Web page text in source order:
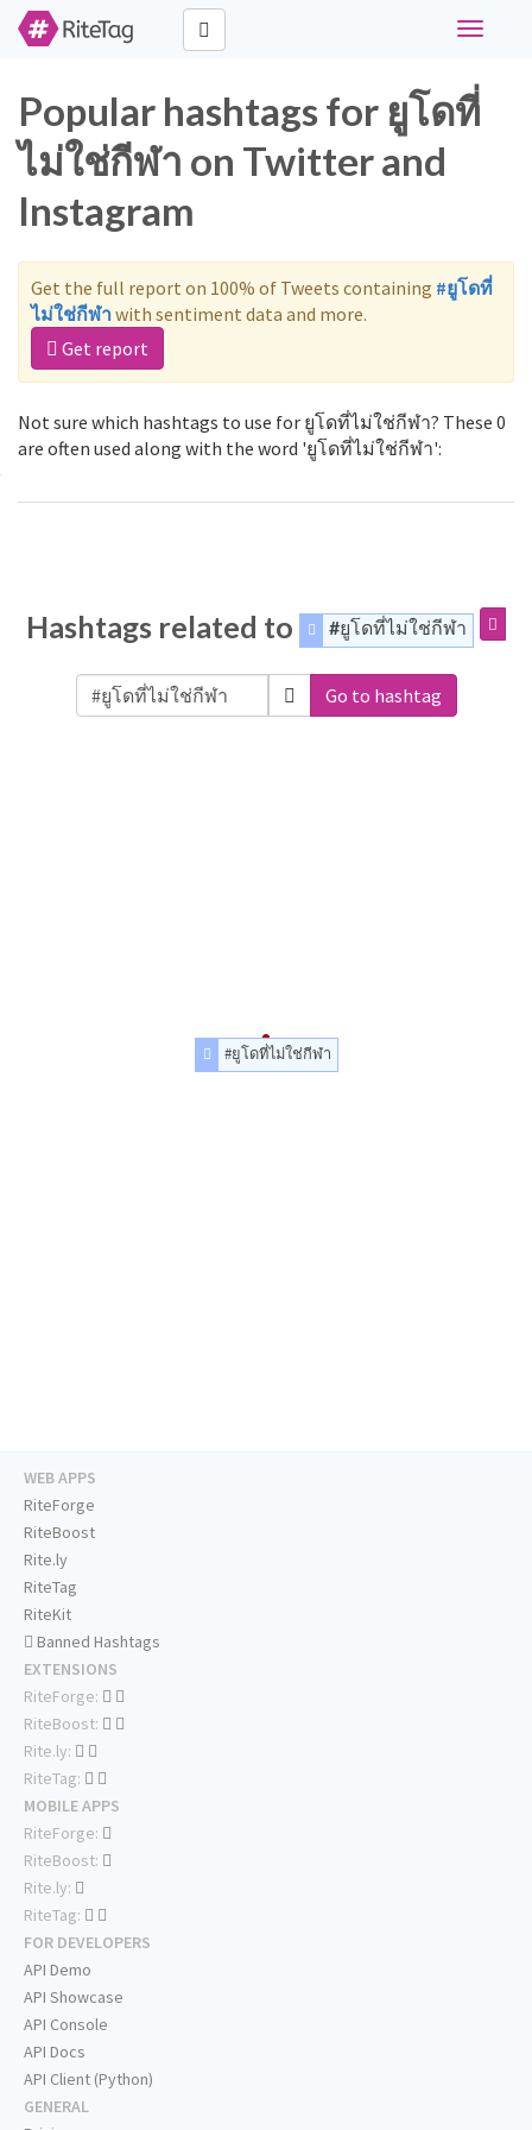
Toggle
Popular hashtags for ยูโดที่
ไม่ใช่กีฬา on Twitter and
Instagram
Get the full report on 100% of Tweets containing #ยูโดที่
ไม่ใช่กีฬาwith sentiment data and more.
Get report
Not sure which hashtags to use for ยูโดที่ไม่ใช่กีฬา? These 0
are often used along with the word 'ยูโดที่ไม่ใช่กีฬา':
Hashtags related to #ยูโดที่ไม่ใช่กีฬา
Go to hashtag
#ยูโดที่ไม่ใช่กีฬา
WEB APPS
RiteForge
RiteBoost
Rite.ly
RiteTag
RiteKit
Banned Hashtags
EXTENSIONS
RiteForge:
RiteBoost:
Rite.ly:
RiteTag:
MOBILE APPS
RiteForge:
RiteBoost:
Rite.ly:
RiteTag:
FOR DEVELOPERS
API Demo
API Showcase
API Console
API Docs
API Client (Python)
GENERAL